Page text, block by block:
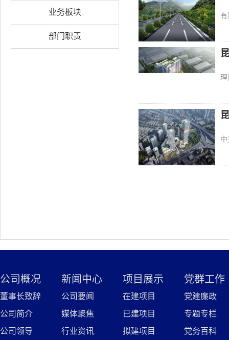
业务板块
部门职责
理
公司概况
董事长致辞
公司简介
公司领导
新闻中心
公司要闻
媒体聚焦
行业资讯
项目展示
在建项目
已建项目
拟建项目
党群工作
党建廉政
专题专栏
党务百科